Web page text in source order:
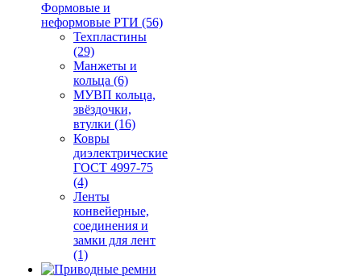
Формовые и
неформовые РТИ (56)
Техпластины
(29)
Манжеты и
кольца (6)
МУВП кольца,
звёздочки,
втулки (16)
Ковры
диэлектрические
ГОСТ 4997-75
(4)
Ленты
конвейерные,
соединения и
замки для лент
(1)